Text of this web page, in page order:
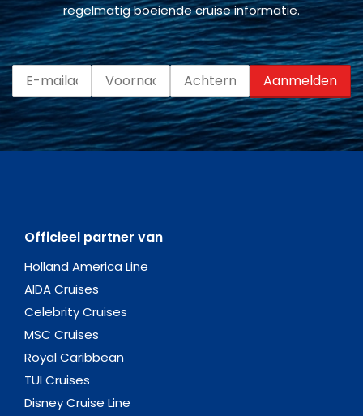
regelmatig boeiende cruise informatie.
Officieel partner van
Holland America Line
AIDA Cruises
Celebrity Cruises
MSC Cruises
Royal Caribbean
TUI Cruises
Disney Cruise Line